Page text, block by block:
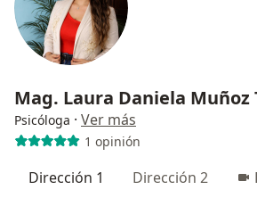
Mag. Laura Daniela Muñoz
Psicóloga · Ver más
1 opinión
Dirección 1 Dirección 2